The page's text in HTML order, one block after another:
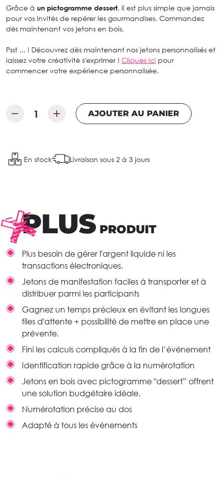
Grâce à un pictogramme dessert, il est plus simple que jamais
pour vos invités de repérer les gourmandises. Commandez
dès maintenant vos jetons en bois.
Psst ... ! Découvrez dès maintenant nos jetons personnalisés et
laissez votre créativité s'exprimer ! Cliques ici pour
commencer votre expérience personnalisée.
AJOUTER AU PANIER
En stock Livraison sous 2 à 3 jours
PLUS PRODUIT
Plus besoin de gérer l'argent liquide ni les
transactions électroniques.
Jetons de manifestation faciles à transporter et à
distribuer parmi les participants
Gagnez un temps précieux en évitant les longues
files d'attente + possibilité de mettre en place une
prévente.
Fini les calculs compliqués à la fin de l’événement
Identification rapide grâce à la numérotation
Jetons en bois avec pictogramme "dessert” offrent
une solution budgétaire idéale.
Numérotation précise au dos
Adapté à tous les événements